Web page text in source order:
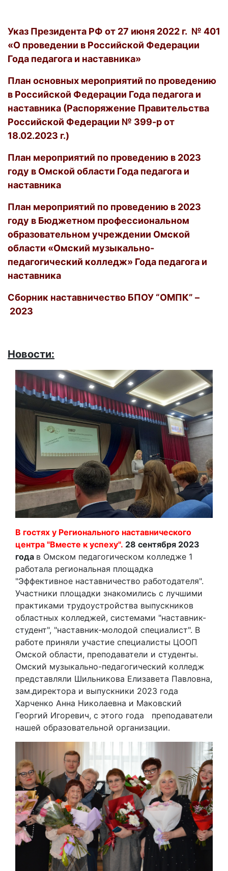
Указ Президента РФ от 27 июня 2022 г. № 401
«О проведении в Российской Федерации
Года педагога и наставника»
План основных мероприятий по проведению
в Российской Федерации Года педагога и
наставника (Распоряжение Правительства
Российской Федерации № 399-р от
18.02.2023 г.)
План мероприятий по проведению в 2023
году в Омской области Года педагога и
наставника
План мероприятий по проведению в 2023
году в Бюджетном профессиональном
образовательном учреждении Омской
области «Омский музыкально-
педагогический колледж» Года педагога и
наставника
Сборник наставничество БПОУ “ОМПК” –
2023
Новости:
В гостях у Регионального наставнического
центра "Вместе к успеху". 28 сентября 2023
года в Омском педагогическом колледже 1
работала региональная площадка
"Эффективное наставничество работодателя".
Участники площадки знакомились с лучшими
практиками трудоустройства выпускников
областных колледжей, системами "наставник-
студент", "наставник-молодой специалист". В
работе приняли участие специалисты ЦООП
Омской области, преподаватели и студенты.
Омский музыкально-педагогический колледж
представляли Шильникова Елизавета Павловна,
зам.директора и выпускники 2023 года
Харченко Анна Николаевна и Маковский
Георгий Игоревич, с этого года преподаватели
нашей образовательной организации.